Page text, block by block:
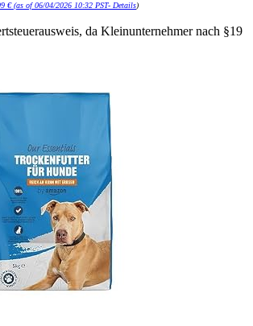
€(as of 06/04/2026 10:32 PST- Details)
da Kleinunternehmer nach §19